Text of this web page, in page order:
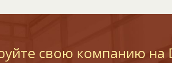
свою компанию на